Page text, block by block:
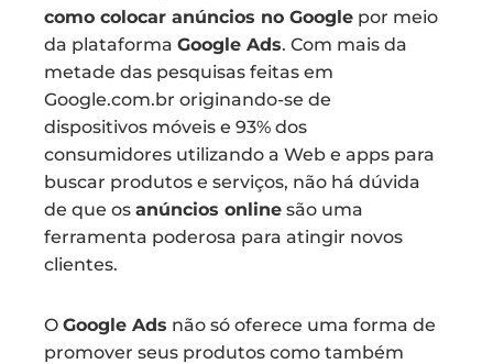
como colocar anúncios no Google por meio
da plataforma Google Ads. Com mais da
metade das pesquisas feitas em
Google.com.br originando-se de
dispositivos móveis e 93% dos
consumidores utilizando a Web e apps para
buscar produtos e serviços, não há dúvida
de que os anúncios online são uma
ferramenta poderosa para atingir novos
clientes.
O Google Ads não só oferece uma forma de
promover seus produtos como também